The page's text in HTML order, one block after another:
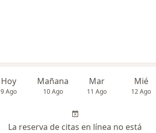
Hoy
9 Ago
Mañana
10 Ago
Mar
11 Ago
Mié
12 Ago
La reserva de citas en línea no está